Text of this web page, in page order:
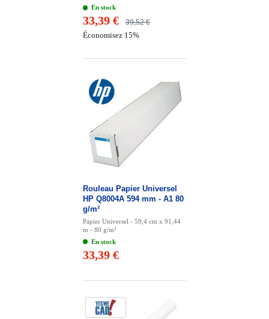
En stock
39,52 €
33,39 €
Économisez 15%
Rouleau Papier Universel
HP Q8004A 594 mm - A1 80
g/m²
Papier Universel - 59,4 cm x 91,44
m - 80 g/m²
En stock
33,39 €